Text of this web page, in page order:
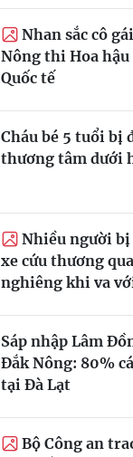
Nhan sắc cô
Nông thi Hoa
Quốc tế
Cháu bé 5 tuổi bị
thương tâm dưới
Nhiều người bị
xe cứu thương
nghiêng khi va
Sáp nhập Lâm
Đắk Nông: 80%
tại Đà Lạt
Bộ Công an